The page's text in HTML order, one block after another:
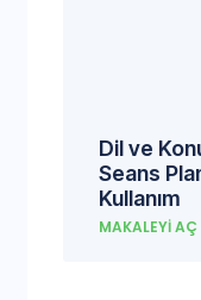
Dil ve
Seans
Kullanım
MAKALEYI AÇ